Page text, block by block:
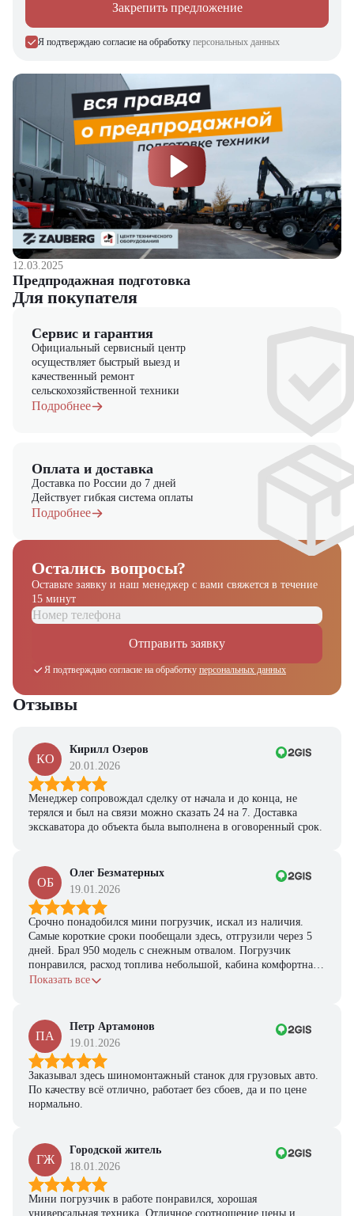
Комфорт водителя
интерактивный и
минималистичный дизайн
эксплуатации.
Дизельный вилочный погрузчик TRF D30-3X — это надёжное и
экономичное решение для бизнеса. Обратившись в Центр
Технического Оборудования, вы получаете:
Конкурентнуюцену новый дизельный погрузчик
Гарантию отпроизводителя
Квалифицированную консультацию и помощь в выборе.
Оперативную доставку поРоссии
Возможность приобретения влизинг.
Если вы ищете надёжный погрузчик для склада или
производственной площадки, TRF D30-3X — это отличный выбор.
Мы предлагаем широкий ассортимент техники и гарантируем
высокое качество обслуживания. Свяжитесь с нами сегодня, чтобы
узнать больше и получить индивидуальное предложение.
Закрепить предложение
Я подтверждаю согласие на обработку персональных данных
12.03.2025
Предпродажная подготовка
Для покупателя
Сервис и гарантия
Официальный сервисный центр
осуществляет быстрый выезд и
качественный ремонт
сельскохозяйственной техники
Подробнее
Оплата и доставка
Доставка по России до 7 дней
Действует гибкая система оплаты
Подробнее
Остались вопросы?
Оставьте заявку и наш менеджер с вами свяжется в течение
15 минут
Отправить заявку
Я подтверждаю согласие на обработку персональных данных
Отзывы
КО
Кирилл Озеров
20.01.2026
Менеджер сопровождал сделку от начала и до конца, не
терялся и был на связи можно сказать 24 на 7. Доставка
экскаватора до объекта была выполнена в оговоренный срок.
ОБ
Олег Безматерных
19.01.2026
Срочно понадобился мини погрузчик, искал из наличия.
Самые короткие сроки пообещали здесь, отгрузили через 5
дней. Брал 950 модель с снежным отвалом. Погрузчик
понравился, расход топлива небольшой, кабина комфортная,
с задачами справляется.
Показать все
ПА
Петр Артамонов
19.01.2026
Заказывал здесь шиномонтажный станок для грузовых авто.
По качеству всё отлично, работает без сбоев, да и по цене
нормально.
ГЖ
Городской житель
18.01.2026
Мини погрузчик в работе понравился, хорошая
универсальная техника. Отличное соотношение цены и
Получите выгодное
предложение на спецтехнику
Ответьте на несколько вопросов — мы предоставим
персональную подборку моделей и лучшие условия
покупки